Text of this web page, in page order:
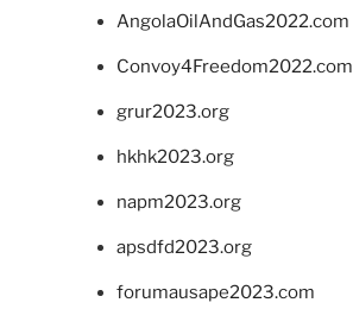
AngolaOilAndGas2022.com
Convoy4Freedom2022.com
grur2023.org
hkhk2023.org
napm2023.org
apsdfd2023.org
forumausape2023.com